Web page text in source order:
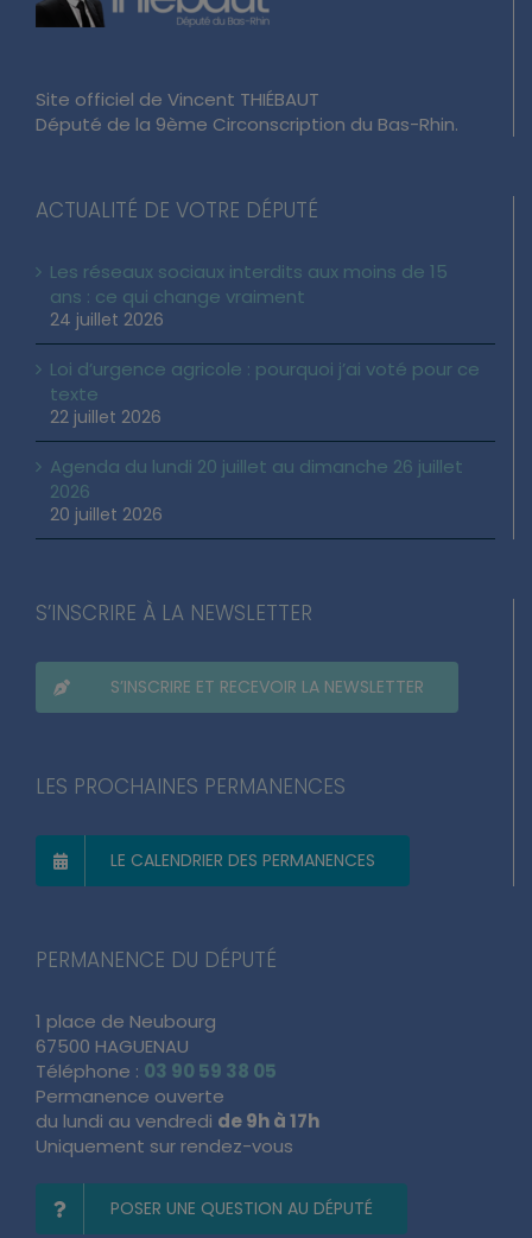
Site officiel de Vincent THIÉBAUT
Député de la 9ème Circonscription du Bas-Rhin.
ACTUALITÉ DE VOTRE DÉPUTÉ
Les réseaux sociaux interdits aux moins de 15
ans : ce qui change vraiment
24 juillet 2026
Loi d’urgence agricole : pourquoi j’ai voté pour ce
texte
22 juillet 2026
Agenda du lundi 20 juillet au dimanche 26 juillet
2026
20 juillet 2026
S’INSCRIRE À LA NEWSLETTER
S’INSCRIRE ET RECEVOIR LA NEWSLETTER
LES PROCHAINES PERMANENCES
LE CALENDRIER DES PERMANENCES
PERMANENCE DU DÉPUTÉ
1 place de Neubourg
67500 HAGUENAU
Téléphone : 03 90 59 38 05
Permanence ouverte
du lundi au vendredi de 9h à 17h
Uniquement sur rendez-vous
POSER UNE QUESTION AU DÉPUTÉ